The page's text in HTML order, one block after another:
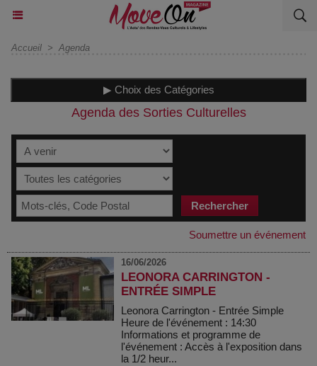
Accueil > Agenda
▶ Choix des Catégories
Agenda des Sorties Culturelles
Soumettre un événement
16/06/2026
LEONORA CARRINGTON -
ENTRÉE SIMPLE
Leonora Carrington - Entrée Simple
Heure de l'événement : 14:30
Informations et programme de
l'événement : Accès à l'exposition dans
la 1/2 heur...